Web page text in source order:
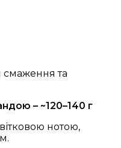
смаження та
– ~120–140 г
нотою,